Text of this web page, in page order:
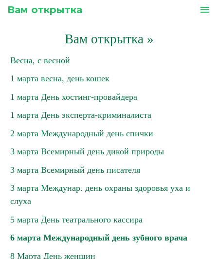
Вам открытка menu
Вам открытка»
Весна, с весной
1 марта весна, день кошек
1 марта День хостинг-провайдера
1 марта День эксперта-криминалиста
2 марта Международный день спички
3 марта Всемирный день дикой природы
3 марта Всемирный день писателя
3 марта Междунар. день охраны здоровья уха и
слуха
5 марта День театрального кассира
6 марта Международный день зубного врача
8 Марта День женщин